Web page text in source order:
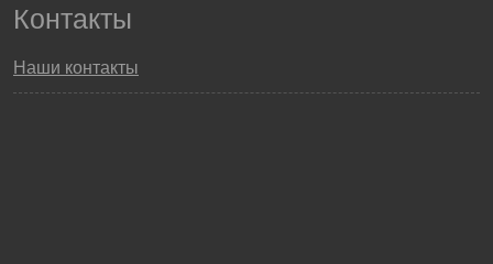
Контакты
Наши контакты